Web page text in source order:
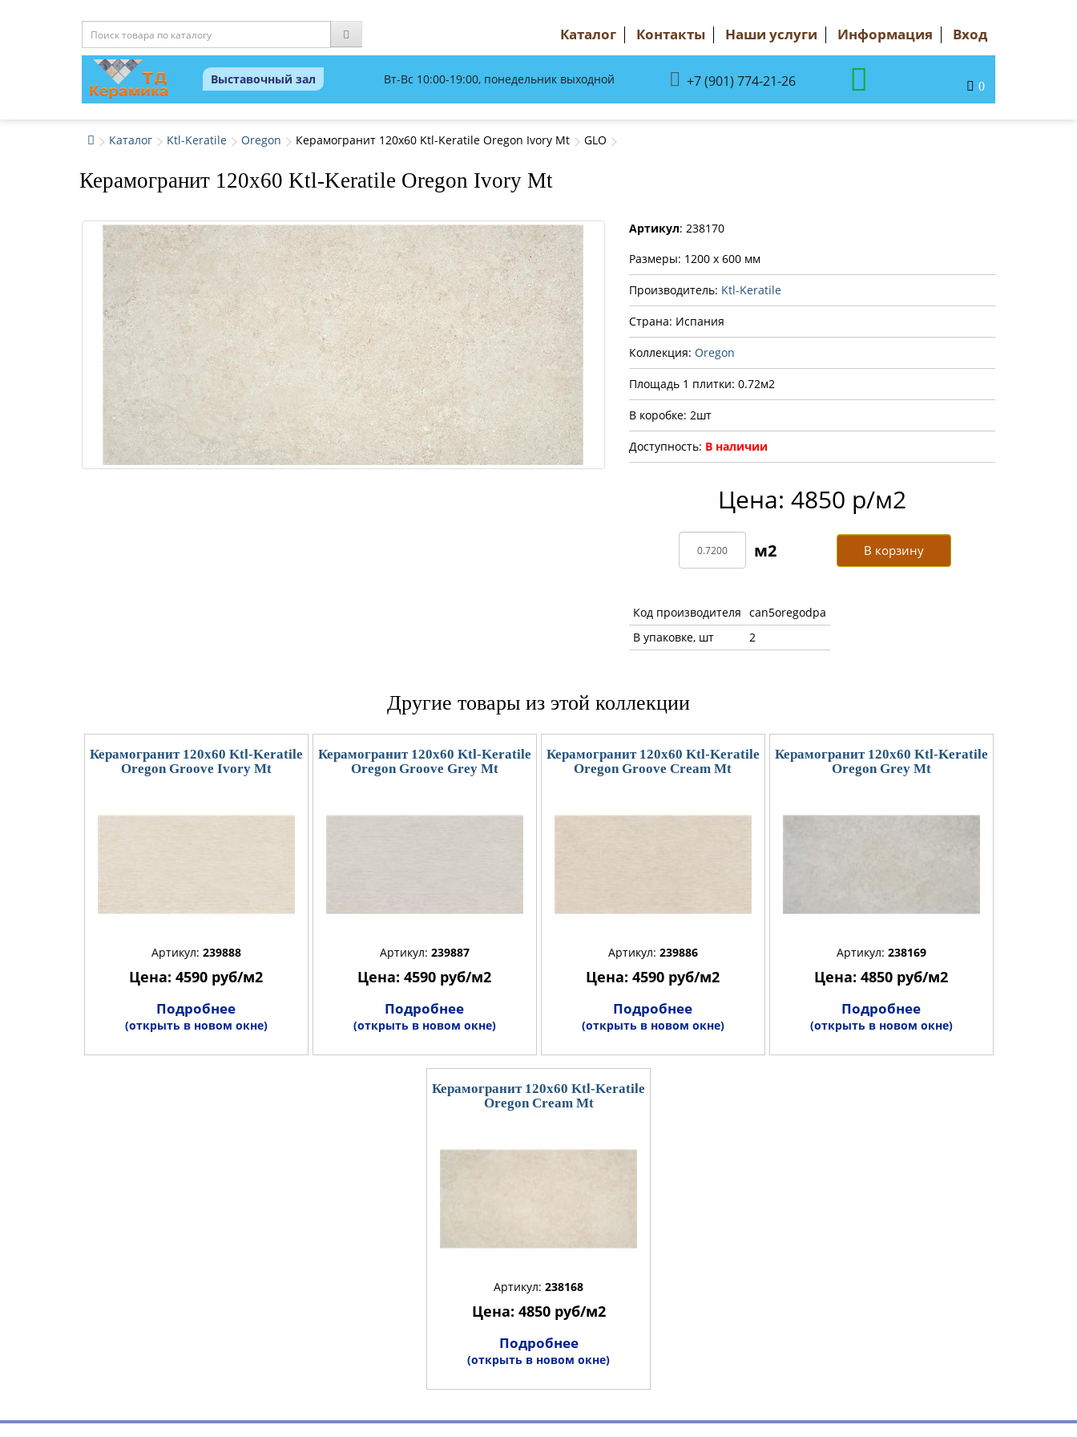
Каталог Контакты Наши услуги Информация Вход
Выставочный зал Вт-Вс 10:00-19:00, понедельник выходной +7 (901) 774-21-26 0
Каталог Ktl-Keratile Oregon Керамогранит 120x60 Ktl-Keratile Oregon Ivory Mt GLO
Керамогранит 120x60 Ktl-Keratile Oregon Ivory Mt
Артикул: 238170
Размеры: 1200 x 600 мм
Производитель: Ktl-Keratile
Страна: Испания
Коллекция: Oregon
Площадь 1 плитки: 0.72м2
В коробке: 2шт
Доступность: В наличии
Цена: 4850 р/м2
В корзину
Код производителя can5oregodpa
В упаковке, шт
2
Другие товары из этой коллекции
Керамогранит 120x60 Ktl-Keratile
Oregon Groove Ivory Mt
Артикул: 239888
Цена: 4590 руб/м2
Подробнее
(открыть в новом окне)
Керамогранит 120x60 Ktl-Keratile
Oregon Groove Grey Mt
Артикул: 239887
Цена: 4590 руб/м2
Подробнее
(открыть в новом окне)
Керамогранит 120x60 Ktl-Keratile
Oregon Groove Cream Mt
Артикул: 239886
Цена: 4590 руб/м2
Подробнее
(открыть в новом окне)
Керамогранит 120x60 Ktl-Keratile
Oregon Grey Mt
Артикул: 238169
Цена: 4850 руб/м2
Подробнее
(открыть в новом окне)
Керамогранит 120x60 Ktl-Keratile
Oregon Cream Mt
Артикул: 238168
Цена: 4850 руб/м2
Подробнее
(открыть в новом окне)